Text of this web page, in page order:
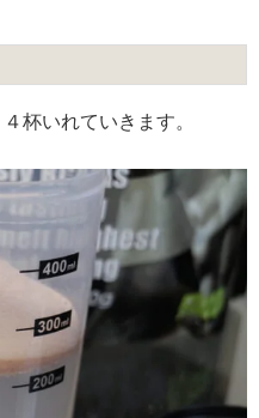
杯いれていきます。